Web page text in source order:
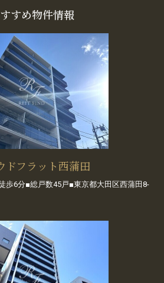
すめ物件情報
ドフラット西蒲田
歩6分■総戸数45戸■東京都大田区西蒲田8-